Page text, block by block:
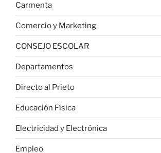
Carmenta
Comercio y Marketing
CONSEJO ESCOLAR
Departamentos
Directo al Prieto
Educación Física
Electricidad y Electrónica
Empleo